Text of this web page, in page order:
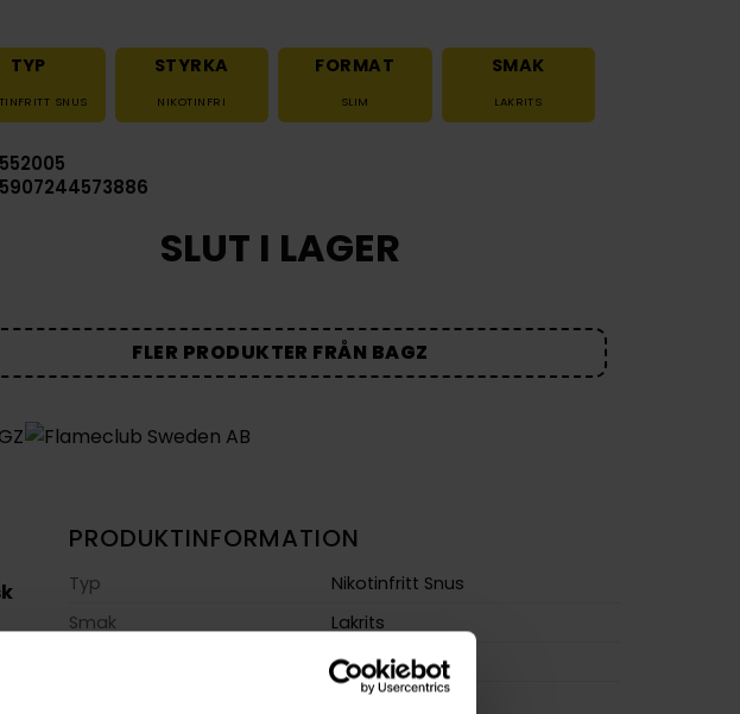
TYP
SNUS
STYRKA
NIKOTINFRI
FORMAT
SLIM
SMAK
LAKRITS
5907244573886
SLUT I LAGER
FLER PRODUKTER FRÅN BAGZ
PRODUKTINFORMATION
Typ
Nikotinfritt Snus
Smak
Lakrits
Slim
Nikotinfri